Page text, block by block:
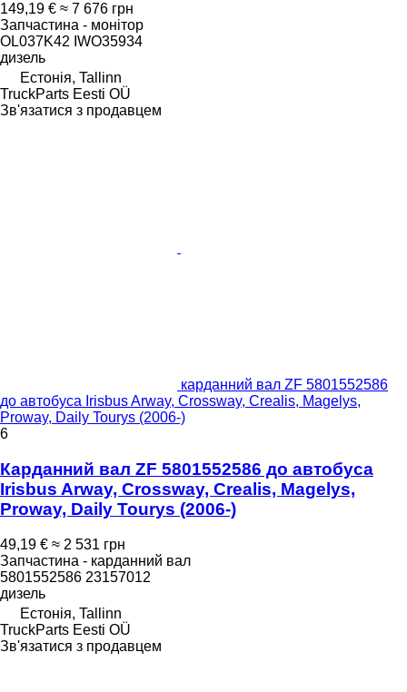
149,19 € ≈ 7 676 грн
Запчастина - монітор
OL037K42 IWO35934
дизель
Естонія, Tallinn
TruckParts Eesti OÜ
Зв'язатися з продавцем
карданний вал ZF 5801552586
до автобуса Irisbus Arway, Crossway, Crealis, Magelys,
Proway, Daily Tourys (2006-)
6
Карданний вал ZF 5801552586 до автобуса
Irisbus Arway, Crossway, Crealis, Magelys,
Proway, Daily Tourys (2006-)
49,19 € ≈ 2 531 грн
Запчастина - карданний вал
5801552586 23157012
дизель
Естонія, Tallinn
TruckParts Eesti OÜ
Зв'язатися з продавцем